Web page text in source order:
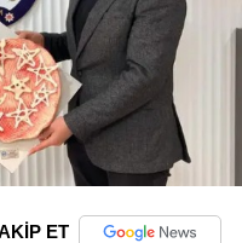
ET